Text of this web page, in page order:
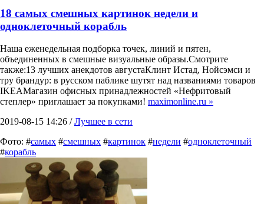
18 самых смешных картинок недели и
одноклеточный корабль
Наша еженедельная подборка точек, линий и пятен,
объединенных в смешные визуальные образы.Смотрите
также:13 лучших анекдотов августаКлинт Истад, Нойсэмси и
тру брандур: в русском паблике шутят над названиями товаров
IKEAМагазин офисных принадлежностей «Нефритовый
степлер» приглашает за покупками! maximonline.ru »
2019-08-15 14:26 /Лучшее в сети
Фото: #самых #смешных #картинок #недели #одноклеточный
#корабль